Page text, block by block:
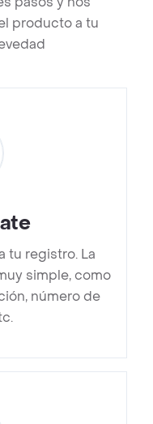
producto a tu
tu registro. La
simple, como
número de